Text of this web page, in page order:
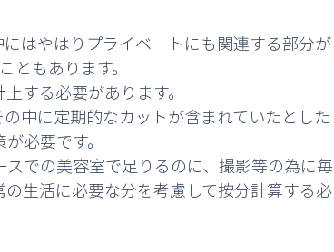
はやはりプライベートにも関連する部分が
こともあります。
する必要があります。
中に定期的なカットが含まれていたとした
必要です。
での美容室で足りるのに、撮影等の為に毎
生活に必要な分を考慮して按分計算する必